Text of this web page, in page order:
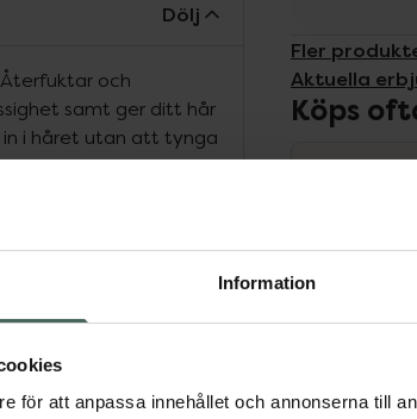
Information
för att anpassa innehållet och annonserna till
Fler
Aktuella
Köps
Dölj
och
samt ger ditt hår
i håret utan att tynga
ett naturligt silikon och
o Gerd tillverkar
sin egen fabrik i
som har liten eller
och så långt de går är
processade för
PE-plast.